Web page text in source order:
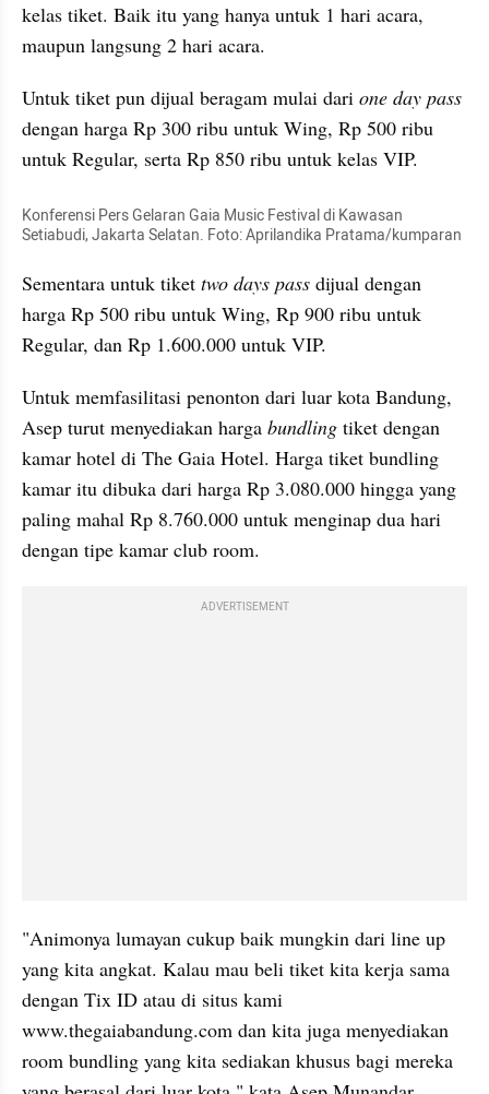
kelas tiket. Baik itu yang hanya untuk 1 hari acara,
maupun langsung 2 hari acara.
Untuk tiket pun dijual beragam mulai dari
dengan harga Rp 300 ribu untuk Wing, Rp 500 ribu
untuk Regular, serta Rp 850 ribu untuk kelas VIP.
Konferensi Pers Gelaran Gaia Music Festival di Kawasan
Setiabudi, Jakarta Selatan. Foto: Aprilandika Pratama/kumparan
Sementara untuk tiket two days pass dijual dengan
harga Rp 500 ribu untuk Wing, Rp 900 ribu untuk
Regular, dan Rp 1.600.000 untuk VIP.
Untuk memfasilitasi penonton dari luar kota Bandung,
Asep turut menyediakan harga bundling tiket dengan
kamar hotel di The Gaia Hotel. Harga tiket bundling
kamar itu dibuka dari harga Rp 3.080.000 hingga yang
paling mahal Rp 8.760.000 untuk menginap dua hari
dengan tipe kamar club room.
ADVERTISEMENT
"Animonya lumayan cukup baik mungkin dari line up
yang kita angkat. Kalau mau beli tiket kita kerja sama
dengan Tix ID atau di situs kami
www.thegaiabandung.com dan kita juga menyediakan
room bundling yang kita sediakan khusus bagi mereka